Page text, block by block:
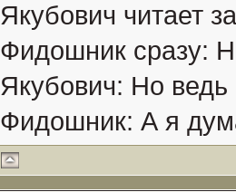
Якубович читает
Фидошник сpазу:
Якубович: Hо ведь
Фидошник: А я